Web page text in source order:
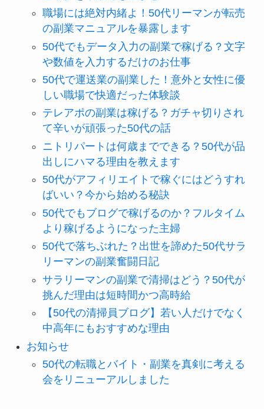
職場には絶対内緒よ！50代リーマンが転売
の副業マニュアルを暴露します
50代でもデータ入力の副業で稼げる？文字
や数値を入力するだけのお仕事
50代で運送業の副業した！意外と女性に優
しい職場で快適だった体験談
テレアポの副業は稼げる？ガチャ切りされ
て辛いが頑張った50代の話
ニトリパートは何歳までできる？50代が品
出しにハマる理由を教えます
50代がアフィリエイトで稼ぐにはどうすれ
ばいい？今から始める秘訣
50代でもブログで稼げるのか？フルタイム
より稼げるようになった主婦
50代で落ちぶれた？出世を諦めた50代サラ
リーマンの副業奮闘日記
サラリーマンの副業で清掃はどう？50代が
挑んだ理由は短時間かつ高時給
【50代の清掃員ブログ】若い人だけでなく
中高年にもおすすめな理由
お知らせ
50代の転職とバイト・副業を真剣に考える
会をリニューアルしました